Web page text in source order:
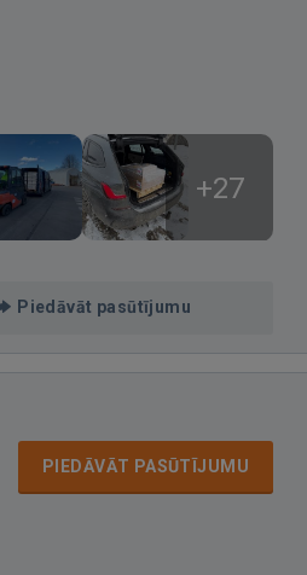
+27
Piedāvāt pasūtījumu
PIEDĀVĀT PASŪTĪJUMU